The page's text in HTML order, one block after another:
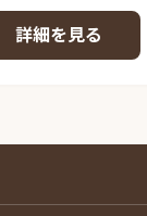
詳細を見る